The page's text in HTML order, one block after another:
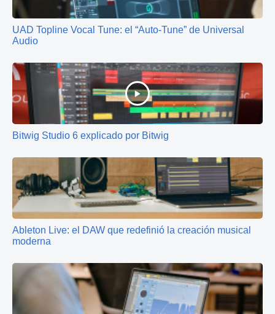
UAD Topline Vocal Tune: el “Auto‑Tune” de Universal
Audio
Bitwig Studio 6 explicado por Bitwig
Ableton Live: el DAW que redefinió la creación musical
moderna